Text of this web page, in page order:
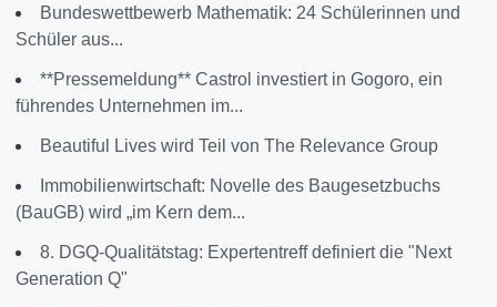
Bundeswettbewerb Mathematik: 24 Schülerinnen und
Schüler aus...
**Pressemeldung** Castrol investiert in Gogoro, ein
führendes Unternehmen im...
Beautiful Lives wird Teil von The Relevance Group
Immobilienwirtschaft: Novelle des Baugesetzbuchs
(BauGB) wird „im Kern dem...
8. DGQ-Qualitätstag: Expertentreff definiert die "Next
Generation Q"